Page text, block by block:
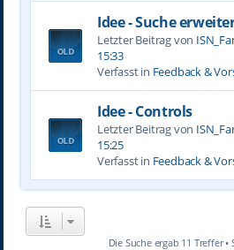
Idee - Suche
Letzter Beitrag von
15:33
Verfasst in Feedback &
Idee - Controls
Letzter Beitrag von
15:25
Verfasst in Feedback &
Die Suche ergab 11 Treffer •